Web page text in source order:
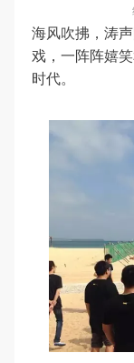
海风吹拂，涛
戏，一阵阵嬉
时代。